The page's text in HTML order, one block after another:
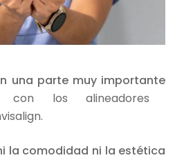
una parte muy importante
con los alineadores
la comodidad ni la estética